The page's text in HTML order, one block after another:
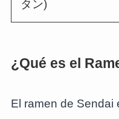
¿Qué es el
El ramen de Sendai